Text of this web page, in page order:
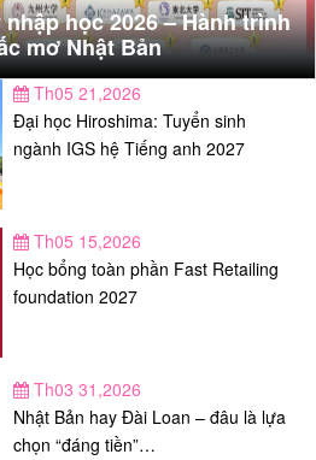
học 2026 – Hành trình
mơ Nhật Bản
Th05 21,2026
Đại học Hiroshima: Tuyển sinh
ngành IGS hệ Tiếng anh 2027
Th05 15,2026
Học bổng toàn phần Fast Retailing
foundation 2027
Th03 31,2026
Nhật Bản hay Đài Loan – đâu là lựa
chọn “đáng tiền”…